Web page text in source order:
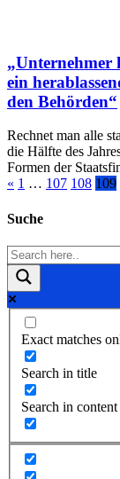
„Unternehmer
ein
den Behörden“
Rechnet man alle
die Hälfte des
Formen der
« 1 … 107 108 109
Suche
Exact matches
Search in title
Search in content